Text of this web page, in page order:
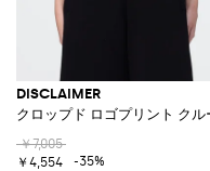
DISCLAIMER
クロップド ロゴプリント ク
￥7,005
￥4,554
-35%